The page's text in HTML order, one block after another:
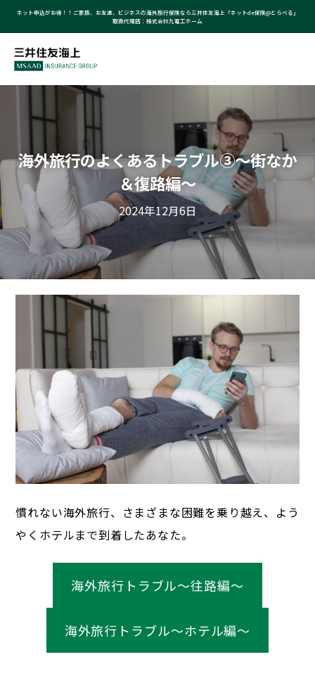
ネット申込がお得！！ご家族、お友達、ビジネスの海外旅行保険なら三井住友海上「ネットde保険@とらべる」
取扱代理店：株式会社九電工ホーム
海外旅行のよくあるトラブル③～街なか
＆復路編～
2024年12月6日
慣れない海外旅行、さまざまな困難を乗り越え、よう
やくホテルまで到着したあなた。
海外旅行トラブル～往路編～
海外旅行トラブル～ホテル編～